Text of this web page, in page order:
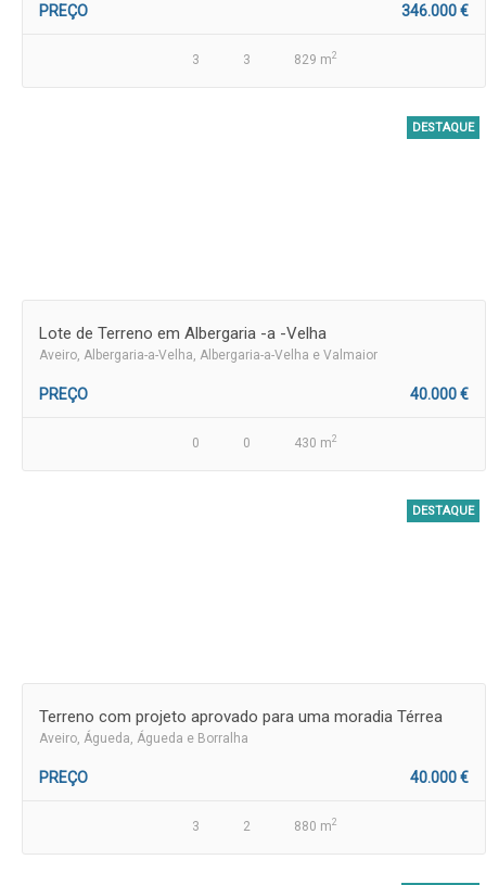
PREÇO 346.000 €
3 3 829 m2
DESTAQUE
Lote de Terreno em Albergaria -a -Velha
Aveiro , Albergaria-a-Velha, Albergaria-a-Velha e Valmaior
PREÇO 40.000 €
0 0 430 m2
DESTAQUE
Terreno com projeto aprovado para uma moradia Térrea
Aveiro , Águeda, Águeda e Borralha
PREÇO 40.000 €
3 2 880 m2